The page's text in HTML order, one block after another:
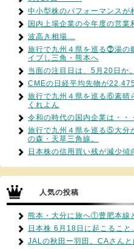
中小型株のパフォーマンスが
国内上場企業の今年度の営業
波高き相場…
旅行で九州４県を巡る⓻湯の
イブし三角・熊本へ
当面の注目日は、5月20日か。
CMEの日経平均先物が22,475
旅行で九州４県を巡る⑥素晴
くれよん
令和の時代の国内企業は・・・
旅行で九州４県を巡る⑤大分
の森・天草三角線。
日本株の信用買い残が減少
人気の投稿
熊本・大分に旅へ①豊肥本線
日本株 6月18日に起こるこ
JALの秋田ー羽田。CAさんと